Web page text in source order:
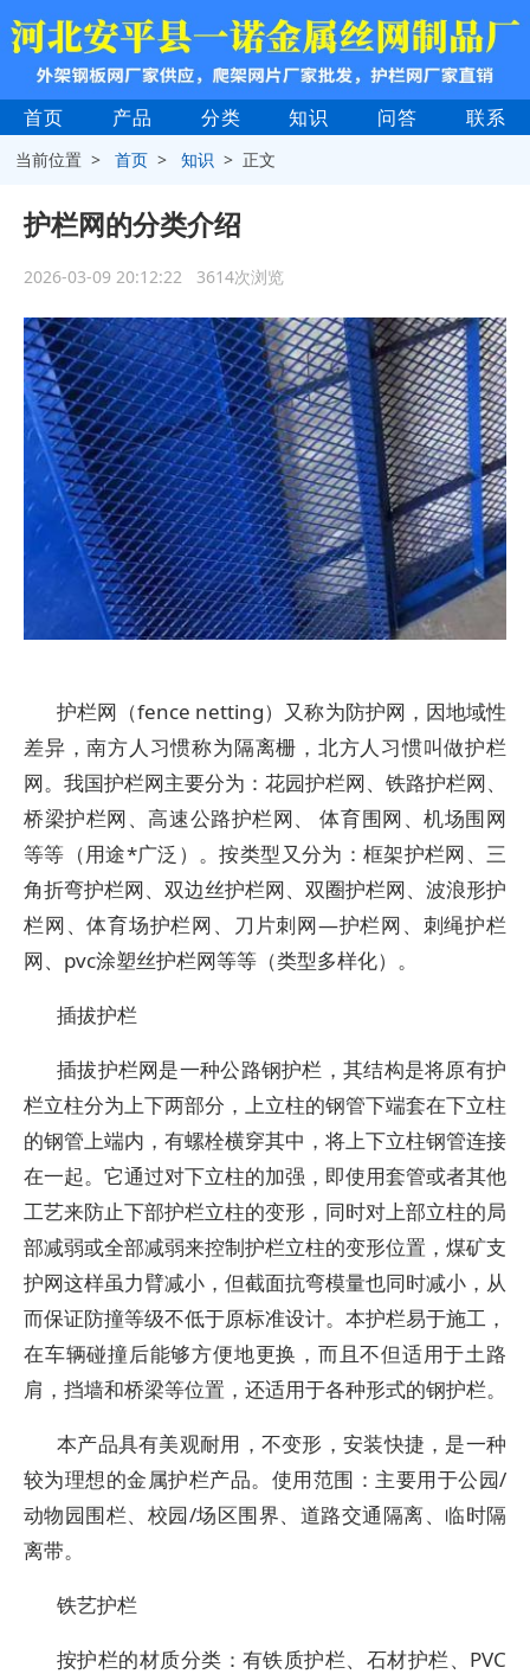
首页 产品 分类 知识 问答 联系
当前位置 >首页 >知识 > 正文
护栏网的分类介绍
2026-03-09 20:12:22 3614次浏览
护栏网（fence netting）又称为防护网，因地域性
差异，南方人习惯称为隔离栅，北方人习惯叫做护栏
网。我国护栏网主要分为：花园护栏网、铁路护栏网、
桥梁护栏网、高速公路护栏网、 体育围网、机场围网
等等（用途*广泛）。按类型又分为：框架护栏网、三
角折弯护栏网、双边丝护栏网、双圈护栏网、波浪形护
栏网、体育场护栏网、刀片刺网—护栏网、刺绳护栏
网、pvc涂塑丝护栏网等等（类型多样化）。
插拔护栏
插拔护栏网是一种公路钢护栏，其结构是将原有护
栏立柱分为上下两部分，上立柱的钢管下端套在下立柱
的钢管上端内，有螺栓横穿其中，将上下立柱钢管连接
在一起。它通过对下立柱的加强，即使用套管或者其他
工艺来防止下部护栏立柱的变形，同时对上部立柱的局
部减弱或全部减弱来控制护栏立柱的变形位置，煤矿支
护网这样虽力臂减小，但截面抗弯模量也同时减小，从
而保证防撞等级不低于原标准设计。本护栏易于施工，
在车辆碰撞后能够方便地更换，而且不但适用于土路
肩，挡墙和桥梁等位置，还适用于各种形式的钢护栏。
本产品具有美观耐用，不变形，安装快捷，是一种
较为理想的金属护栏产品。使用范围：主要用于公园/
动物园围栏、校园/场区围界、道路交通隔离、临时隔
离带。
铁艺护栏
按护栏的材质分类：有铁质护栏、石材护栏、PVC